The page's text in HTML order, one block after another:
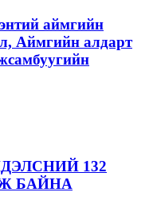
аймгийн
Аймгийн алдарт
132
БАЙНА